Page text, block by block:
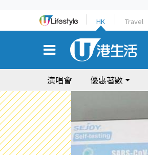
HK Travel
演唱會 優惠著數